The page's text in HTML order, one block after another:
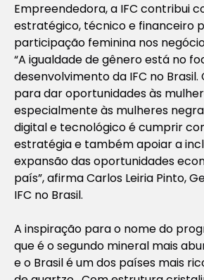
Empreendedora, a IFC contribui
estratégico, técnico e financeiro
participação feminina nos
“A igualdade de gênero está no
desenvolvimento da IFC no
para dar oportunidades às
especialmente às mulheres
digital e tecnológico é cumprir
estratégia e também apoiar a
expansão das oportunidades
país”, afirma Carlos Leiria Pinto,
IFC no Brasil.
A inspiração para o nome do
que é o segundo mineral mais
e o Brasil é um dos países mais